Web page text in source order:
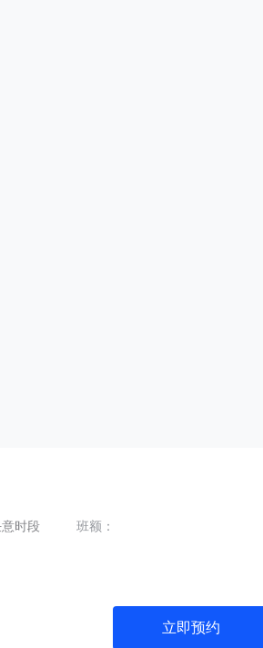
时段 班额：
立即预约